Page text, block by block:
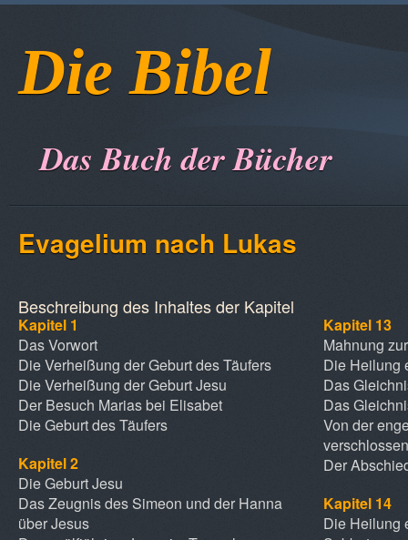
Die Bibel
Das Buch der Bücher
Evagelium nach Lukas
Beschreibung des Inhaltes der Kapitel
Kapitel 1
Das Vorwort
Die Verheißung der Geburt des Täufers
Die Verheißung der Geburt Jesu
Der Besuch Marias bei Elisabet
Die Geburt des Täufers
Kapitel 2
Die Geburt Jesu
Das Zeugnis des Simeon und der Hanna
über Jesus
Kapitel 13
Mahnung
Die Heilung
Das
Das
Von der
Der
Kapitel 14
Die Heilung